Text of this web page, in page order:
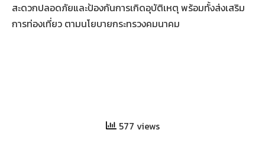
สะดวกปลอดภัยและป้องกันการเกิดอุบัติเหตุ พร้อมทั้งส่งเสริม
การท่องเที่ยว ตามนโยบายกระทรวงคมนาคม
577 views